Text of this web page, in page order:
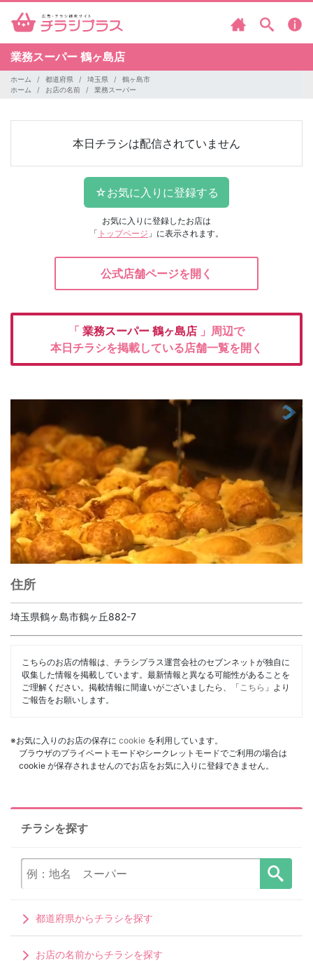
業務スーパー 鶴ヶ島店
ホーム 都道府県 埼玉県
鶴ヶ島市
ホーム
お店の名前 業務スーパー
本日チラシは配信されていません
お気に入りに登録したお店は
「 トップページ 」に表示されます。
公式店舗ページを開く
「 業務スーパー 鶴ヶ島店 」周辺で
本日チラシを掲載している店舗一覧を開く
住所
埼玉県鶴ヶ島市鶴ヶ丘882-7
こちらのお店の情報は、チラシプラス運営会社のセブンネットが独自に
収集した情報を掲載しています。最新情報と異なる可能性があることを
ご理解ください。掲載情報に間違いがございましたら、「 こちら 」より
ご報告をお願いします。
※お気に入りのお店の保存に cookie を利用しています。
ブラウザのプライベートモードやシークレットモードでご利用の場合は
cookie が保存されませんのでお店をお気に入りに登録できません。
チラシを探す
都道府県からチラシを探す
お店の名前からチラシを探す